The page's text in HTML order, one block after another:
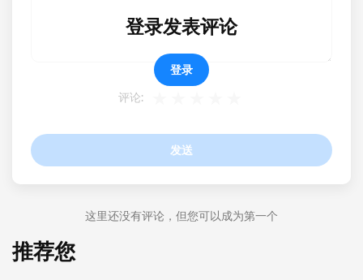
评论:
发送
登录发表评论
登录
这里还没有评论，但您可以成为第一个
推荐您